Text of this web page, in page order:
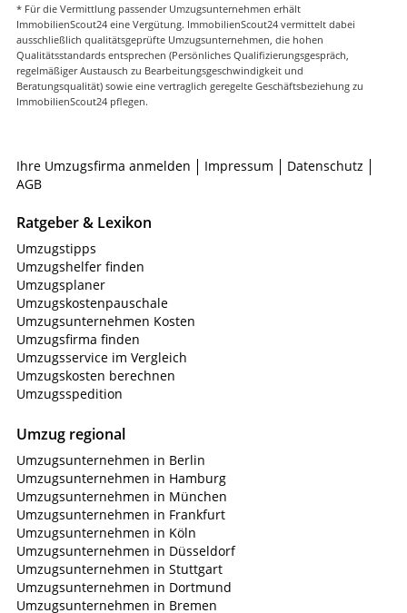
* Für die Vermittlung passender Umzugsunternehmen erhält
ImmobilienScout24 eine Vergütung. ImmobilienScout24 vermittelt dabei
ausschließlich qualitätsgeprüfte Umzugsunternehmen, die hohen
Qualitätsstandards entsprechen (Persönliches Qualifizierungsgespräch,
regelmäßiger Austausch zu Bearbeitungsgeschwindigkeit und
Beratungsqualität) sowie eine vertraglich geregelte Geschäftsbeziehung zu
ImmobilienScout24 pflegen.
Ihre Umzugsfirma anmelden Impressum
Datenschutz
AGB
Ratgeber & Lexikon
Umzugstipps
Umzugshelfer finden
Umzugsplaner
Umzugskostenpauschale
Umzugsunternehmen Kosten
Umzugsfirma finden
Umzugsservice im Vergleich
Umzugskosten berechnen
Umzugsspedition
Umzug regional
Umzugsunternehmen in Berlin
Umzugsunternehmen in Hamburg
Umzugsunternehmen in München
Umzugsunternehmen in Frankfurt
Umzugsunternehmen in Köln
Umzugsunternehmen in Düsseldorf
Umzugsunternehmen in Stuttgart
Umzugsunternehmen in Dortmund
Umzugsunternehmen in Bremen